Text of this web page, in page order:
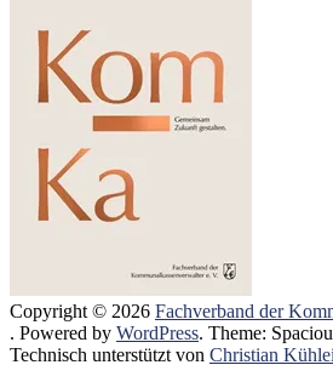
Copyright © 2026 Fachverband der
. Powered by WordPress. Theme:
Technisch unterstützt von Christian